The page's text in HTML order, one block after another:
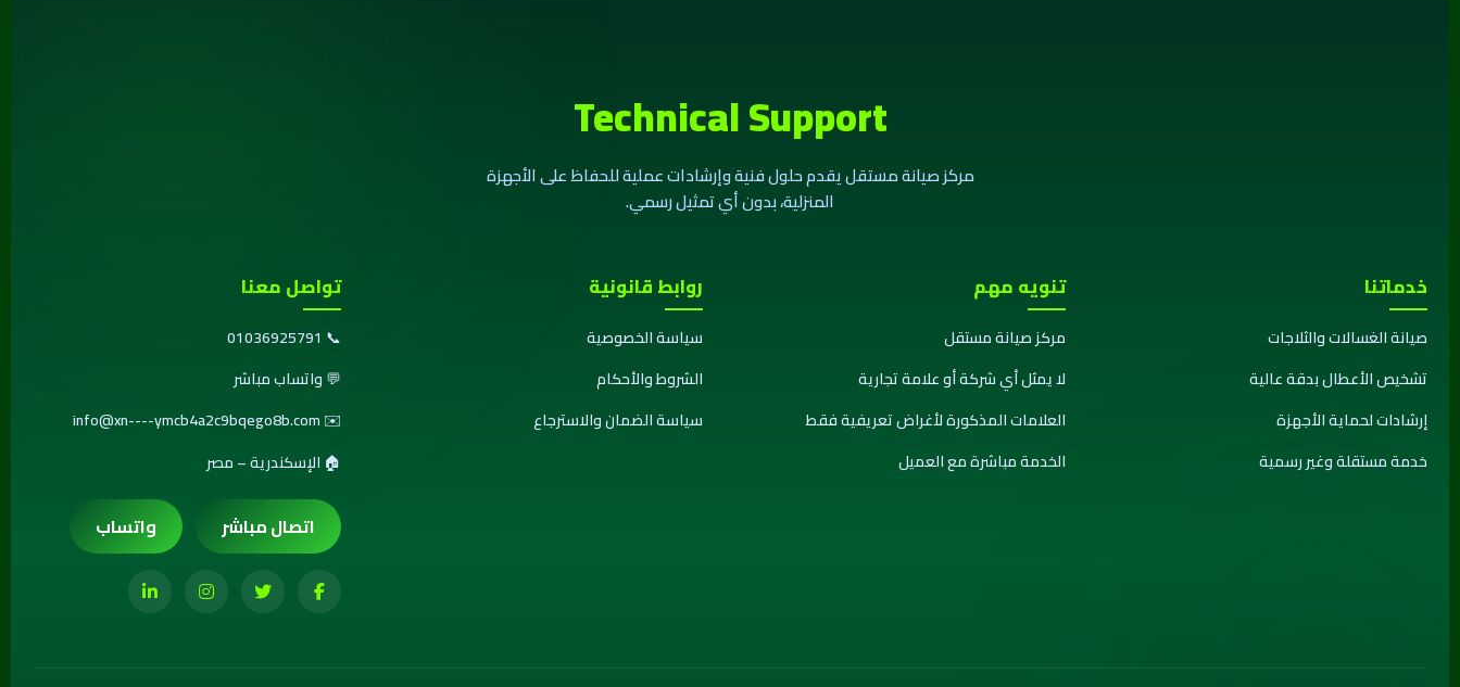
Technical Support
مركز صيانة مستقل يقدم حلول فنية وإرشادات عملية للحفاظ على الأجهزة
المنزلية، بدون أي تمثيل رسمي.
خدماتنا
صيانة الغسالات والثلاجات
تشخيص الأعطال بدقة عالية
إرشادات لحماية الأجهزة
خدمة مستقلة وغير رسمية
تنويه مهم
مركز صيانة مستقل
لا يمثل أي شركة أو علامة تجارية
العلامات المذكورة لأغراض تعريفية فقط
الخدمة مباشرة مع العميل
روابط قانونية
سياسة الخصوصية
الشروط والأحكام
سياسة الضمان والاسترجاع
تواصل معنا
📞
01036925791
💬واتساب مباشر
✉️
info@xn----ymcb4a2c9bqego8b.com
🏠 الإسكندرية – مصر
اتصال مباشر واتساب